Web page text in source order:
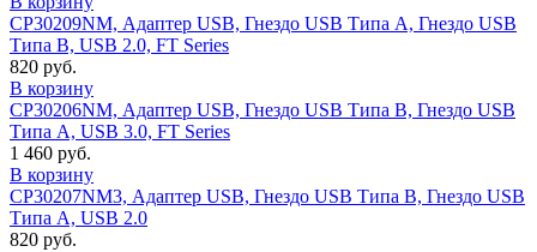
CP30209NM, Адаптер USB, Гнездо USB Типа A, Гнездо USB
Типа B, USB 2.0, FT Series
820 руб.
В корзину
CP30206NM, Адаптер USB, Гнездо USB Типа B, Гнездо USB
Типа A, USB 3.0, FT Series
1 460 руб.
В корзину
CP30207NM3, Адаптер USB, Гнездо USB Типа B, Гнездо USB
Типа A, USB 2.0
820 руб.